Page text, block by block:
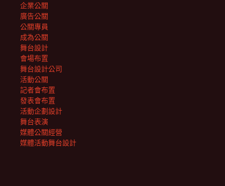
企業公關
廣告公關
公關專員
成為公關
舞台設計
會場布置
舞台設計公司
活動公關
記者會布置
發表會布置
活動企劃設計
舞台表演
媒體公關經營
媒體活動舞台設計